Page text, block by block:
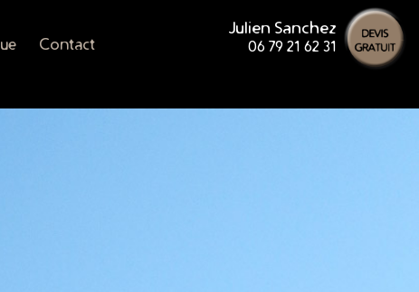
Contact
Julien Sanchez
06 79 21 62 31